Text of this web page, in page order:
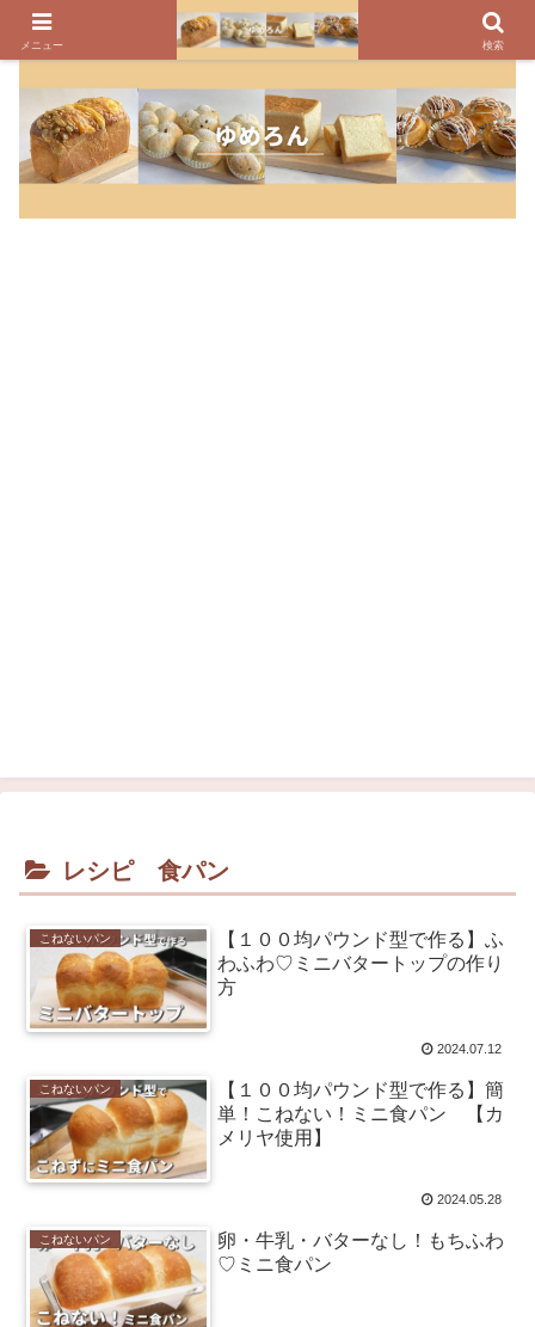
パンのレシピ、パン作りの疑問や美味しく焼けるコツを紹介しています
レシピ 食パン
こねないパン
【１００均パウンド型で作る】ふ
わふわ♡ミニバタートップの作り
方
2024.07.12
こねないパン
【１００均パウンド型で作る】簡
単！こねない！ミニ食パン 【カ
メリヤ使用】
2024.05.28
こねないパン
卵・牛乳・バターなし！もちふわ
♡ミニ食パン
メニュー 検索